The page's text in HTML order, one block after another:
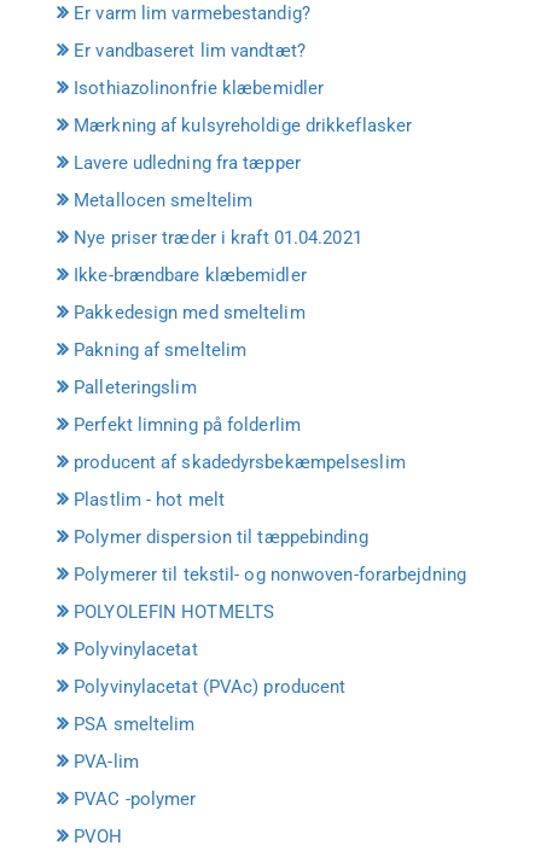
Er varm lim varmebestandig?
Er vandbaseret lim vandtæt?
Isothiazolinonfrie klæbemidler
Mærkning af kulsyreholdige drikkeflasker
Lavere udledning fra tæpper
Metallocen smeltelim
Nye priser træder i kraft 01.04.2021
Ikke-brændbare klæbemidler
Pakkedesign med smeltelim
Pakning af smeltelim
Palleteringslim
Perfekt limning på folderlim
producent af skadedyrsbekæmpelseslim
Plastlim - hot melt
Polymer dispersion til tæppebinding
Polymerer til tekstil- og nonwoven-forarbejdning
POLYOLEFIN HOTMELTS
Polyvinylacetat
Polyvinylacetat (PVAc) producent
PSA smeltelim
PVA-lim
PVAC -polymer
PVOH